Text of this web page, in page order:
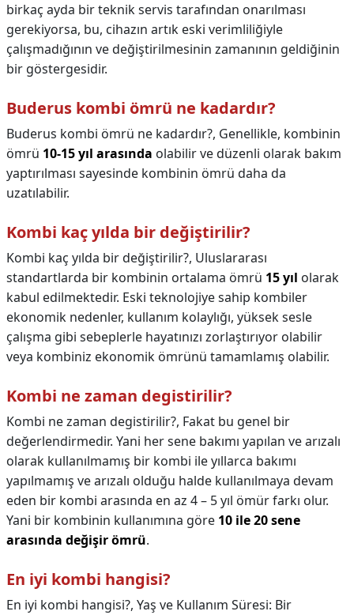
birkaç ayda bir teknik servis tarafından onarılması
gerekiyorsa, bu, cihazın artık eski verimliliğiyle
çalışmadığının ve değiştirilmesinin zamanının geldiğinin
bir göstergesidir.
Buderus kombi ömrü ne kadardır?
Buderus kombi ömrü ne kadardır?, Genellikle, kombinin
ömrü 10-15 yıl arasında olabilir ve düzenli olarak bakım
yaptırılması sayesinde kombinin ömrü daha da
uzatılabilir.
Kombi kaç yılda bir değiştirilir?
Kombi kaç yılda bir değiştirilir?, Uluslararası
standartlarda bir kombinin ortalama ömrü 15 yıl olarak
kabul edilmektedir. Eski teknolojiye sahip kombiler
ekonomik nedenler, kullanım kolaylığı, yüksek sesle
çalışma gibi sebeplerle hayatınızı zorlaştırıyor olabilir
veya kombiniz ekonomik ömrünü tamamlamış olabilir.
Kombi ne zaman degistirilir?
Kombi ne zaman degistirilir?, Fakat bu genel bir
değerlendirmedir. Yani her sene bakımı yapılan ve arızalı
olarak kullanılmamış bir kombi ile yıllarca bakımı
yapılmamış ve arızalı olduğu halde kullanılmaya devam
eden bir kombi arasında en az 4 – 5 yıl ömür farkı olur.
Yani bir kombinin kullanımına göre 10 ile 20 sene
arasında değişir ömrü.
En iyi kombi hangisi?
En iyi kombi hangisi?, Yaş ve Kullanım Süresi: Bir